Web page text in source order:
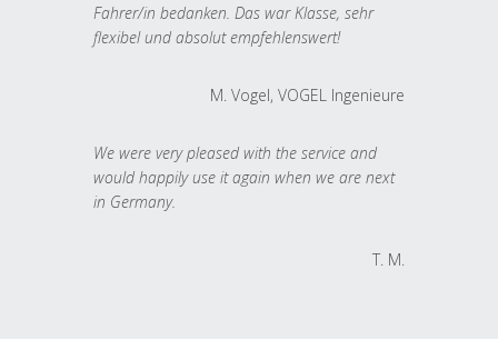
Fahrer/in bedanken. Das war Klasse, sehr
flexibel und absolut empfehlenswert!
M. Vogel, VOGEL Ingenieure
We were very pleased with the service and
would happily use it again when we are next
in Germany.
T. M.